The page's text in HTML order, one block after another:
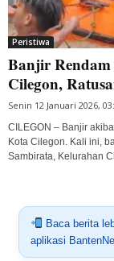
Peristiwa
Banjir
Cilegon,
Senin 12 Januari 2026,
CILEGON – Banjir
Kota Cilegon. Kali ini,
Sambirata, Kelurahan
Baca berita
aplikasi